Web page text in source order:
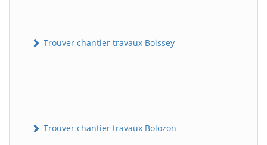
Trouver chantier travaux Boissey
Trouver chantier travaux Bolozon